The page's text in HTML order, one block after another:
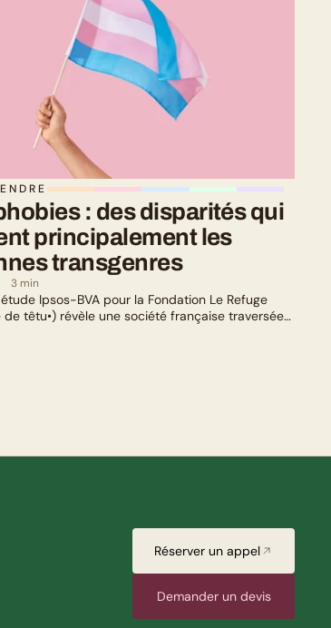
: des disparités qui
principalement les
transgenres
3 min
Ipsos-BVA pour la Fondation Le Refuge
de têtu•) révèle une société française traversée
Réserver un appel
Demander un devis